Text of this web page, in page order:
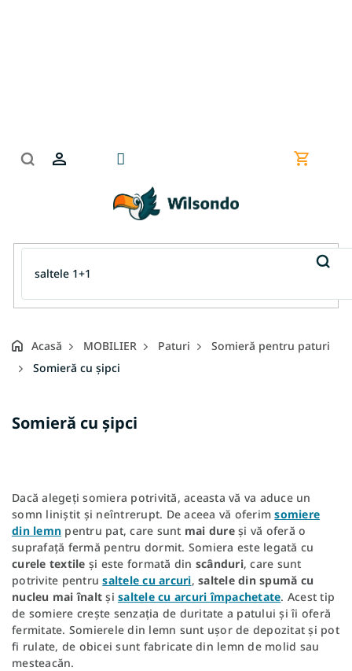
Coş
Acasă MOBILIER Paturi
Somieră pentru paturi
Somieră cu șipci
Somieră cu șipci
Dacă alegeți somiera potrivită, aceasta vă va aduce un
somn liniștit și neîntrerupt. De aceea vă oferimsomiere
din lemn pentru pat, care sunt mai dureși vă oferă o
suprafață fermă pentru dormit. Somiera este legată cu
curele textile și este formată din scânduri, care sunt
potrivite pentrusaltele cu arcuri, saltele din spumă cu
nucleu mai înaltși saltele cu arcuri împachetate. Acest tip
de somiere crește senzația de duritate a patului și îi oferă
fermitate. Somierele din lemn sunt ușor de depozitat și pot
fi rulate, de obicei sunt fabricate din lemn de molid sau
mesteacăn.